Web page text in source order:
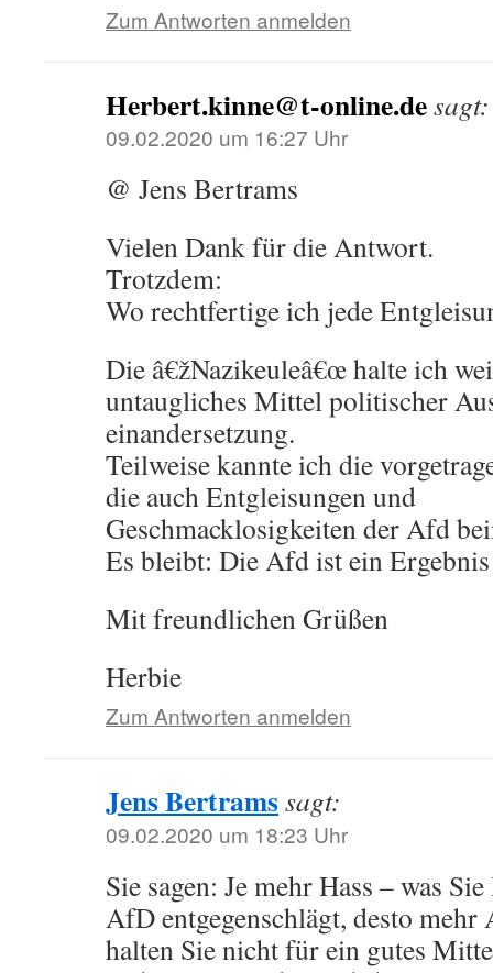
Zum Antworten anmelden
Herbert.kinne@t-online.desagt:
09.02.2020 um 16:27 Uhr
@ Jens Bertrams
Vielen Dank für die Antwort.
Trotzdem:
Wo rechtfertige ich jede
Die â€žNazikeuleâ€œ halte ich
untaugliches Mittel politischer
einandersetzung.
Teilweise kannte ich die
die auch Entgleisungen und
Geschmacklosigkeiten der Afd
Es bleibt: Die Afd ist ein
Mit freundlichen Grüßen
Herbie
Zum Antworten anmelden
Jens Bertramssagt:
09.02.2020 um 18:23 Uhr
Sie sagen: Je mehr Hass – was
AfD entgegenschlägt, desto
halten Sie nicht für ein gutes